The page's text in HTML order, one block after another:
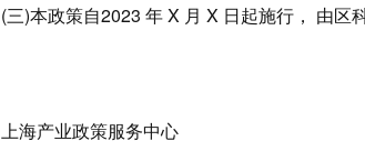
(三)本政策自2023 年 X 月 X 日起施行， 由区
上海产业政策服务中心